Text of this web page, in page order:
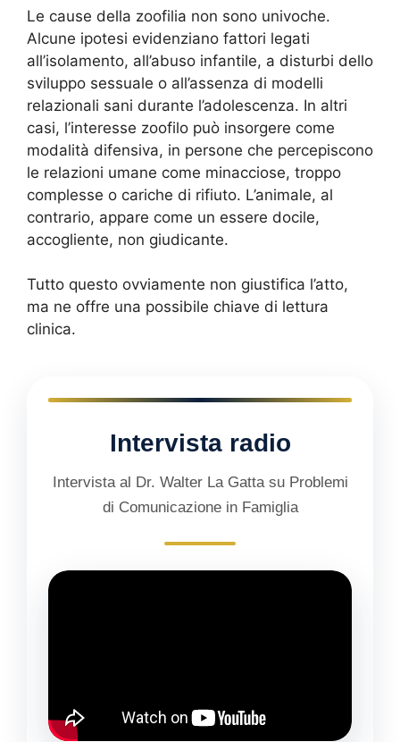
Le cause della zoofilia non sono univoche.
Alcune ipotesi evidenziano fattori legati
all’isolamento, all’abuso infantile, a disturbi dello
sviluppo sessuale o all’assenza di modelli
relazionali sani durante l’adolescenza. In altri
casi, l’interesse zoofilo può insorgere come
modalità difensiva, in persone che percepiscono
le relazioni umane come minacciose, troppo
complesse o cariche di rifiuto. L’animale, al
contrario, appare come un essere docile,
accogliente, non giudicante.
Tutto questo ovviamente non giustifica l’atto,
ma ne offre una possibile chiave di lettura
clinica.
Intervista radio
Intervista al Dr. Walter La Gatta su Problemi
di Comunicazione in Famiglia